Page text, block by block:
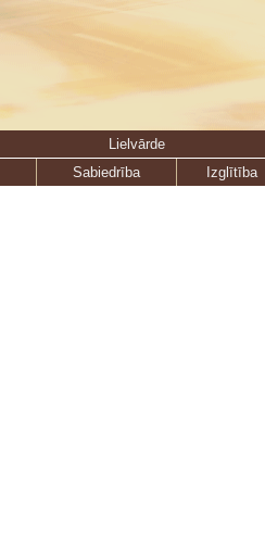
Lielvārde
Sabiedrība
Izglītība